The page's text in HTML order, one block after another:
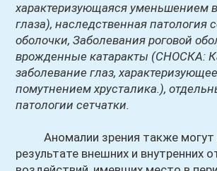
характеризующаяся уменьшением
глаза), наследственная патология
оболочки, Заболевания роговой
врожденные катаракты (СНОСКА:
заболевание глаз,
помутнением хрусталика.),
патологии сетчатки.
Аномалии зрения также могут
результате внешних и внутренних